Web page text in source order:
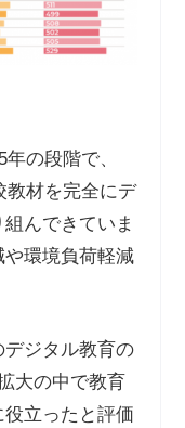
の段階で、
教材を完全にデ
んできていま
環境負荷軽減
ジタル教育の
大の中で教育
立ったと評価